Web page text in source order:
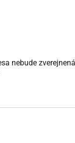
nebude